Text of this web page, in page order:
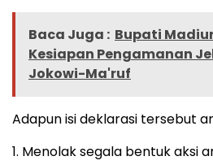
Baca Juga : Bupati
Kesiapan Pengamanan
Jokowi-Ma'ruf
Adapun isi deklarasi tersebut
1. Menolak segala bentuk aksi